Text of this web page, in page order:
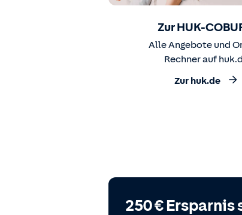
Zur HUK-
Alle Angebote und
Rechner auf
Zur huk.de
250 € Ersparnis